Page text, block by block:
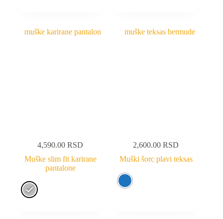
4,590.00RSD
Muške slim fit karirane
pantalone
2,600.00RSD
Muški šorc plavi teksas